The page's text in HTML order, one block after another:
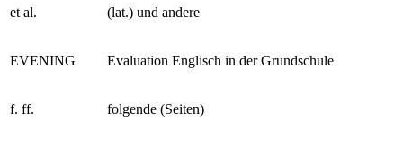
et al. (lat.) und andere
EVENING Evaluation Englisch in der Grundschule
f. ff. folgende (Seiten)